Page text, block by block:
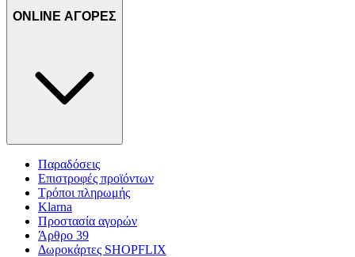
ONLINE ΑΓΟΡΕΣ
Παραδόσεις
Επιστροφές προϊόντων
Τρόποι πληρωμής
Klarna
Προστασία αγορών
Άρθρο 39
Δωροκάρτες SHOPFLIX